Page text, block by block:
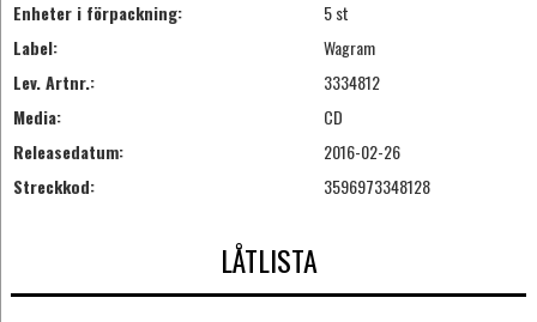
Enheter i förpackning:
5 st
Label:
Wagram
Lev. Artnr.:
3334812
Media:
CD
Releasedatum:
2016-02-26
Streckkod:
3596973348128
LÅTLISTA